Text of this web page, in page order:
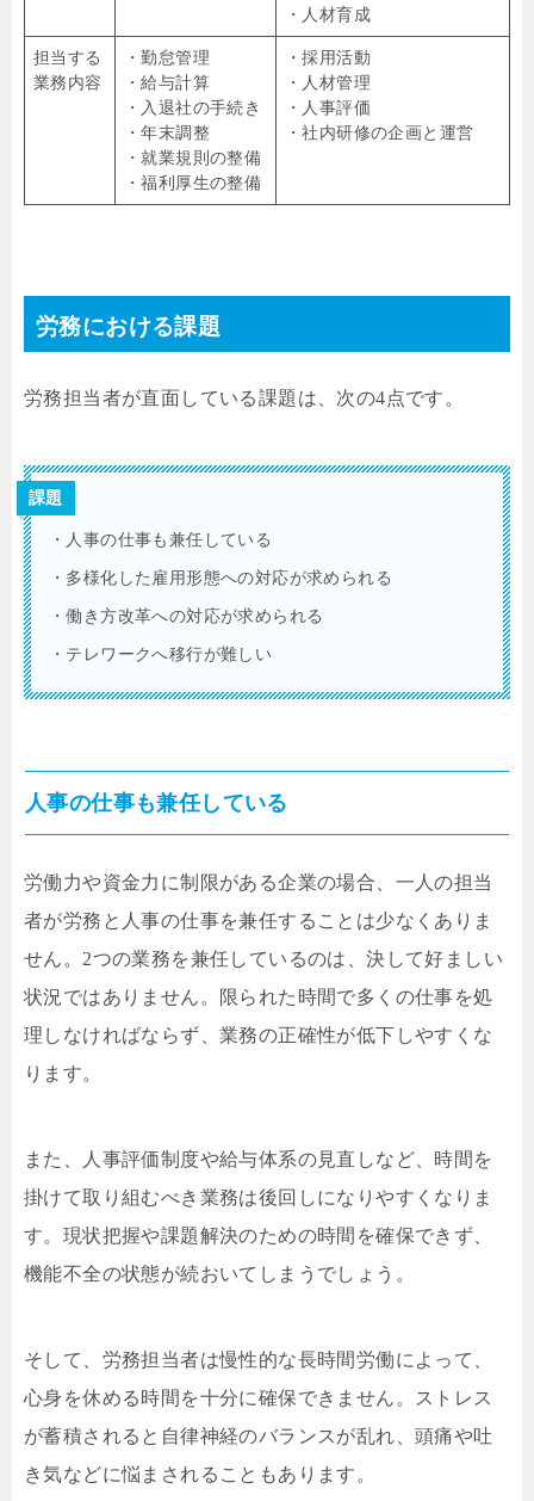
・人材育成
担当する
業務内容
・勤怠管理
・給与計算
・入退社の手続き
・年末調整
・就業規則の整備
・福利厚生の整備
・採用活動
・人材管理
・人事評価
・社内研修の企画と運営
労務における課題
労務担当者が直面している課題は、次の4点です。
課題
・人事の仕事も兼任している
・多様化した雇用形態への対応が求められる
・働き方改革への対応が求められる
・テレワークへ移行が難しい
人事の仕事も兼任している
労働力や資金力に制限がある企業の場合、一人の担当
者が労務と人事の仕事を兼任することは少なくありま
せん。2つの業務を兼任しているのは、決して好ましい
状況ではありません。限られた時間で多くの仕事を処
理しなければならず、業務の正確性が低下しやすくな
ります。
また、人事評価制度や給与体系の見直しなど、時間を
掛けて取り組むべき業務は後回しになりやすくなりま
す。現状把握や課題解決のための時間を確保できず、
機能不全の状態が続おいてしまうでしょう。
そして、労務担当者は慢性的な長時間労働によって、
心身を休める時間を十分に確保できません。ストレス
が蓄積されると自律神経のバランスが乱れ、頭痛や吐
き気などに悩まされることもあります。